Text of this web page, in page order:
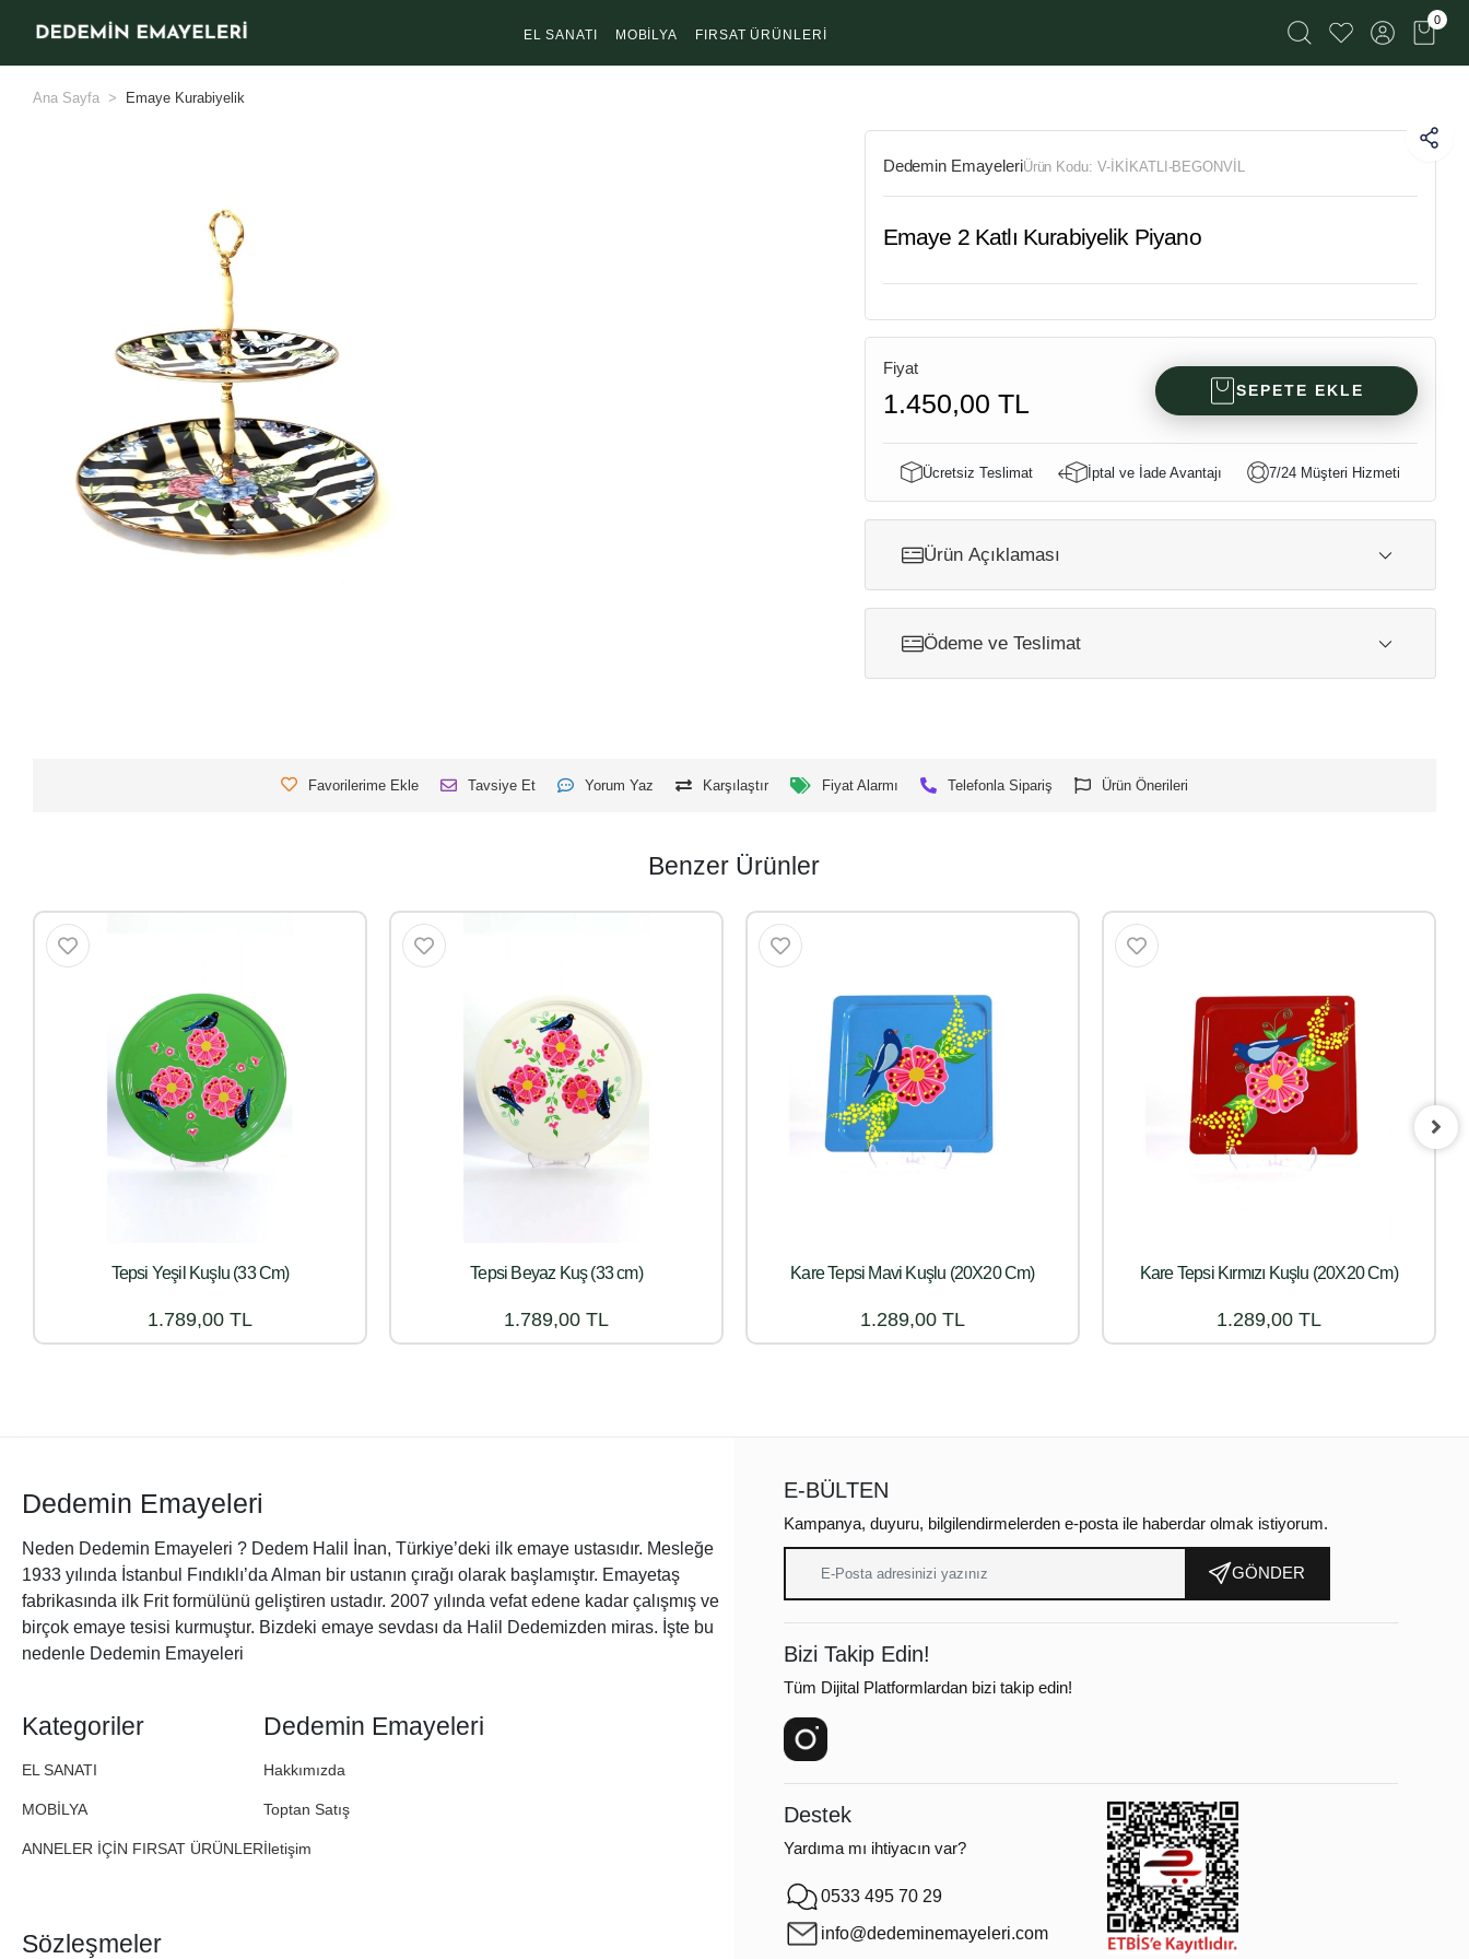
EL SANATI MOBİLYA FIRSAT ÜRÜNLERİ
0
Ana Sayfa Emaye Kurabiyelik
Dedemin EmayeleriÜrün Kodu:V-İKİKATLI-BEGONVİL
Emaye 2 Katlı Kurabiyelik Piyano
Fiyat
1.450,00 TL SEPETE EKLE
Ücretsiz Teslimat İptal ve İade Avantajı 7/24 Müşteri Hizmeti
Ürün Açıklaması
Ödeme ve Teslimat
Favorilerime Ekle Tavsiye Et Yorum Yaz Karşılaştır Fiyat Alarmı Telefonla Sipariş Ürün Önerileri
Benzer Ürünler
Tepsi Yeşil Kuşlu (33 Cm)
1.789,00 TL
Tepsi Beyaz Kuş (33 cm)
1.789,00 TL
Kare Tepsi Mavi Kuşlu (20X20 Cm)
1.289,00 TL
Kare Tepsi Kırmızı Kuşlu (20X20 Cm)
1.289,00 TL
Dedemin Emayeleri
Neden Dedemin Emayeleri ? Dedem Halil İnan, Türkiye’deki ilk emaye ustasıdır. Mesleğe
1933 yılında İstanbul Fındıklı’da Alman bir ustanın çırağı olarak başlamıştır. Emayetaş
fabrikasında ilk Frit formülünü geliştiren ustadır. 2007 yılında vefat edene kadar çalışmış ve
birçok emaye tesisi kurmuştur. Bizdeki emaye sevdası da Halil Dedemizden miras. İşte bu
nedenle Dedemin Emayeleri
Kategoriler
EL SANATI
MOBİLYA
ANNELER İÇİN FIRSAT ÜRÜNLER
Dedemin Emayeleri
Hakkımızda
Toptan Satış
İletişim
Sözleşmeler
E-BÜLTEN
Kampanya, duyuru, bilgilendirmelerden e-posta ile haberdar olmak istiyorum.
GÖNDER
Bizi Takip Edin!
Tüm Dijital Platformlardan bizi takip edin!
Destek
Yardıma mı ihtiyacın var?
0533 495 70 29
info@dedeminemayeleri.com